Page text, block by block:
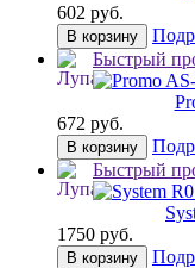
602 руб.
В корзину
Быстрый
672 руб.
В корзину
Быстрый
1750 руб.
В корзину